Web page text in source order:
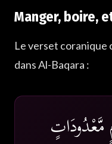
Manger, boire,
Le verset coranique
dans Al-Baqara :
مَّعْدُودَاتٍ